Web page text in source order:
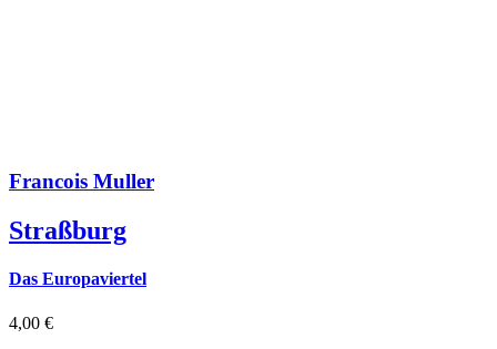
Francois Muller
Straßburg
Das Europaviertel
4,00 €